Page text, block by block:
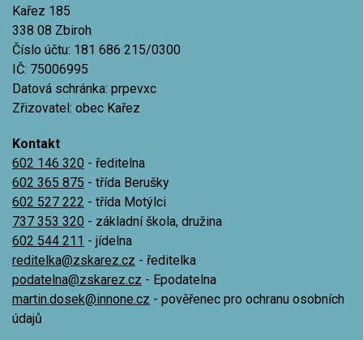
Kařez 185
338 08 Zbiroh
Číslo účtu: 181 686 215/0300
IČ: 75006995
Datová schránka: prpevxc
Zřizovatel: obec Kařez
Kontakt
602 146 320 - ředitelna
602 365 875 - třída Berušky
602 527 222 - třída Motýlci
737 353 320 - základní škola, družina
602 544 211 - jídelna
reditelka@zskarez.cz - ředitelka
podatelna@zskarez.cz - Epodatelna
martin.dosek@innone.cz - pověřenec pro ochranu osobních
údajů